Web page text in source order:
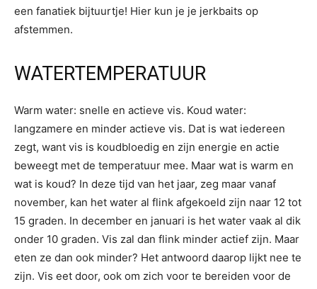
een fanatiek bijtuurtje! Hier kun je je jerkbaits op
afstemmen.
WATERTEMPERATUUR
Warm water: snelle en actieve vis. Koud water:
langzamere en minder actieve vis. Dat is wat iedereen
zegt, want vis is koudbloedig en zijn energie en actie
beweegt met de temperatuur mee. Maar wat is warm en
wat is koud? In deze tijd van het jaar, zeg maar vanaf
november, kan het water al flink afgekoeld zijn naar 12 tot
15 graden. In december en januari is het water vaak al dik
onder 10 graden. Vis zal dan flink minder actief zijn. Maar
eten ze dan ook minder? Het antwoord daarop lijkt nee te
zijn. Vis eet door, ook om zich voor te bereiden voor de